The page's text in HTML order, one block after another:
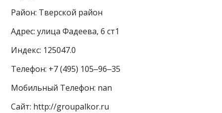
Район: Тверской район
Адрес: улица Фадеева, 6 ст1
Индекс: 125047.0
Телефон: +7 (495) 105‒96‒35
Мобильный Телефон: nan
Сайт: http://groupalkor.ru